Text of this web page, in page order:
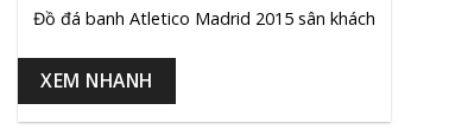
Đồ đá banh Atletico Madrid 2015 sân khách
XEM NHANH